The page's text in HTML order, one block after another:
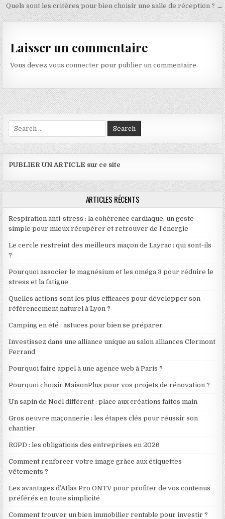
Quels sont les critères pour bien choisir une salle de réception ? →
Laisser un commentaire
Vous devezvous connecter pour publier un commentaire.
Search for:
PUBLIER UN ARTICLE sur ce site
ARTICLES RÉCENTS
Respiration anti-stress : la cohérence cardiaque, un geste
simple pour mieux récupérer et retrouver de l’énergie
Le cercle restreint des meilleurs maçon de Layrac : qui sont-ils
?
Pourquoi associer le magnésium et les oméga 3 pour réduire le
stress et la fatigue
Quelles actions sont les plus efficaces pour développer son
référencement naturel à Lyon ?
Camping en été : astuces pour bien se préparer
Investissez dans une alliance unique au salon alliances Clermont
Ferrand
Pourquoi faire appel à une agence web à Paris ?
Pourquoi choisir MaisonPlus pour vos projets de rénovation ?
Un sapin de Noël différent : place aux créations faites main
Gros oeuvre maçonnerie : les étapes clés pour réussir son
chantier
RGPD : les obligations des entreprises en 2026
Comment renforcer votre image grâce aux étiquettes
vêtements ?
Les avantages d’Atlas Pro ONTV pour profiter de vos contenus
préférés en toute simplicité
Comment trouver un bien immobilier rentable pour investir ?